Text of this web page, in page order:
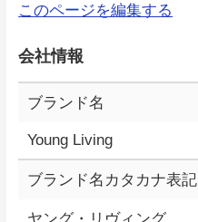
このページを編集する
会社情報
ブランド名
Young Living
ブランド名カタカナ表記